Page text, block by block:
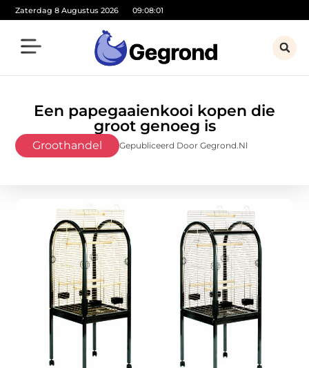
Zaterdag 8 Augustus 2026 09:08:03
Een papegaaienkooi kopen die
groot genoeg is
Groothandel Gepubliceerd Door Gegrond.nl